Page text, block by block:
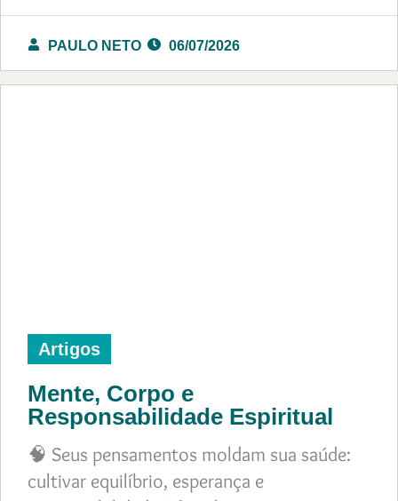
PAULO NETO 06/07/2026
Artigos
Mente, Corpo e
Responsabilidade Espiritual
🧠 Seus pensamentos moldam sua saúde:
cultivar equilíbrio, esperança e